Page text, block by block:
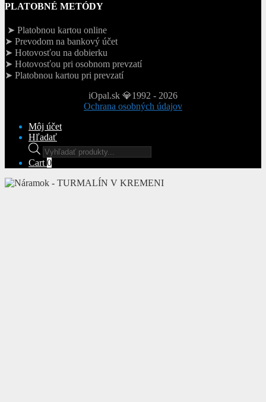
PLATOBNÉ METÓDY
➤ Platobnou kartou online
➤ Prevodom na bankový účet
➤ Hotovosťou na dobierku
➤ Hotovosťou pri osobnom prevzatí
➤ Platobnou kartou pri prevzatí
iOpal.sk 💎1992 - 2026
Ochrana osobných údajov
Môj účet
Hľadať
Products
search
Cart 0